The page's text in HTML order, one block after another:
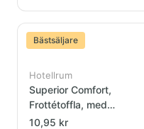
Bästsäljare
Hotellrum
Superior Comfort,
Frottétoffla, med
stängd tå
10,95 kr